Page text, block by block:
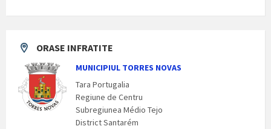
ORASE INFRATITE
MUNICIPIUL TORRES NOVAS
Tara Portugalia
Regiune de Centru
Subregiunea Médio Tejo
District Santarém